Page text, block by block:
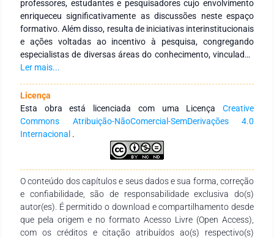
professores, estudantes e pesquisadores cujo envolvimento
enriqueceu significativamente as discussões neste espaço
formativo. Além disso, resulta de iniciativas interinstitucionais
e ações voltadas ao incentivo à pesquisa, congregando
especialistas de diversas áreas do conhecimento, vinculados
a Instituições de Educação Superior, públicas e privadas, em
fortalecer a integração entre instituições, tanto no Brasil
quanto no exterior, por meio de redes de pesquisa
comprometidas com a formação continuada de profissionais
da educação. Para isso, busca-se a produção e a ampla
disseminação do conhecimento em distintas áreas do saber.
Expressamos nossa profunda gratidão aos autores pelo
empenho, comprometimento e dedicação na concepção e
finalização desta obra. Esperamos que ela se consolide como
um recurso didático-pedagógico valioso, atendendo às
necessidades de estudantes, docentes de todos os níveis de
ensino e demais interessados na temática.
Ler mais...
Licença
Esta obra está licenciada com uma Licença Creative
Commons Atribuição-NãoComercial-SemDerivações 4.0
Internacional .
O conteúdo dos capítulos e seus dados e sua forma, correção
e confiabilidade, são de responsabilidade exclusiva do(s)
autor(es). É permitido o download e compartilhamento desde
que pela origem e no formato Acesso Livre (Open Access),
com os créditos e citação atribuídos ao(s) respectivo(s)